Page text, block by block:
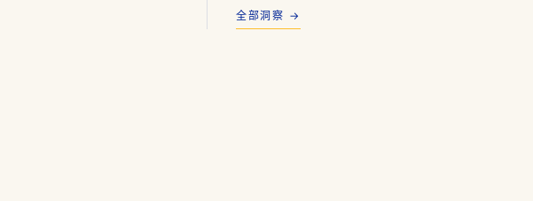
全部洞察 →